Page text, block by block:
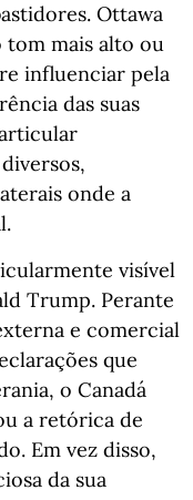
Ottawa
mais alto ou
influenciar pela
das suas
onde a
visível
Trump. Perante
e comercial
que
o Canadá
a retórica de
Em vez disso,
da sua